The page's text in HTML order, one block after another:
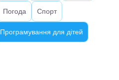
Погода Спорт
Програмування для дітей